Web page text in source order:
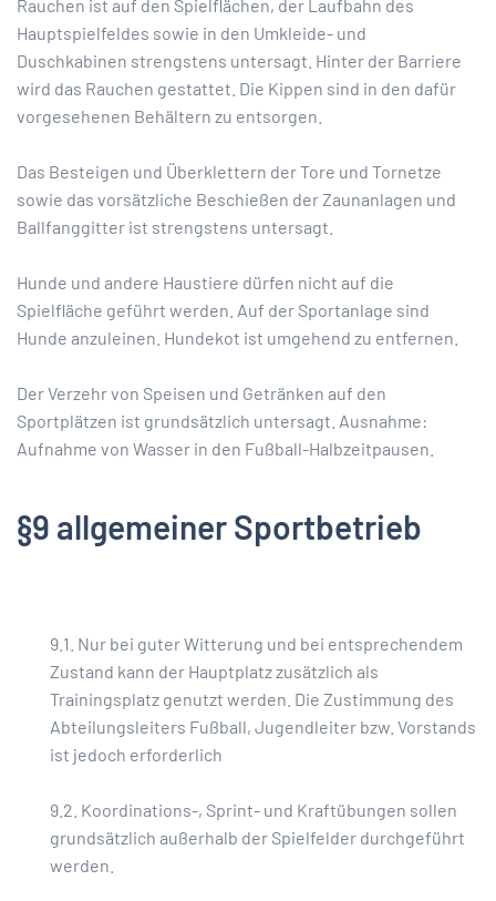
Rauchen ist auf den Spielflächen, der Laufbahn des
Hauptspielfeldes sowie in den Umkleide- und
Duschkabinen strengstens untersagt. Hinter der Barriere
wird das Rauchen gestattet. Die Kippen sind in den dafür
vorgesehenen Behältern zu entsorgen.
Das Besteigen und Überklettern der Tore und Tornetze
sowie das vorsätzliche Beschießen der Zaunanlagen und
Ballfanggitter ist strengstens untersagt.
Hunde und andere Haustiere dürfen nicht auf die
Spielfläche geführt werden. Auf der Sportanlage sind
Hunde anzuleinen. Hundekot ist umgehend zu entfernen.
Der Verzehr von Speisen und Getränken auf den
Sportplätzen ist grundsätzlich untersagt. Ausnahme:
Aufnahme von Wasser in den Fußball-Halbzeitpausen.
§9 allgemeiner Sportbetrieb
9.1. Nur bei guter Witterung und bei entsprechendem
Zustand kann der Hauptplatz zusätzlich als
Trainingsplatz genutzt werden. Die Zustimmung des
Abteilungsleiters Fußball, Jugendleiter bzw. Vorstands
ist jedoch erforderlich
9.2. Koordinations-, Sprint- und Kraftübungen sollen
grundsätzlich außerhalb der Spielfelder durchgeführt
werden.